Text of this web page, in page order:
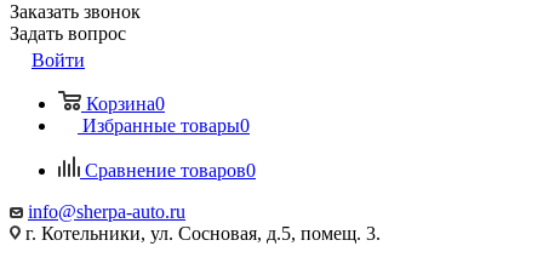
Заказать звонок
Задать вопрос
Войти
Корзина0
Избранные товары0
Сравнение товаров0
info@sherpa-auto.ru
г. Котельники, ул. Сосновая, д.5, помещ. 3.